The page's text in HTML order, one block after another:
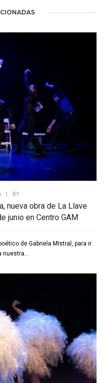
BY
nueva obra de La Llave
junio en Centro GAM
de Gabriela MIstral, para ir
nuestra...